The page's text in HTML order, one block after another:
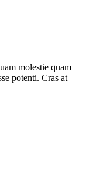
molestie quam
potenti. Cras at